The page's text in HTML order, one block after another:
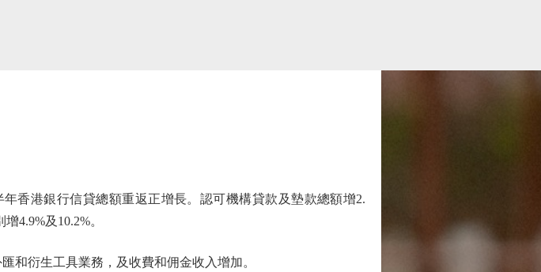
港銀行信貸總額重返正增長。認可機構貸款及墊款總額增2.
4.9%及10.2%。
衍生工具業務，及收費和佣金收入增加。